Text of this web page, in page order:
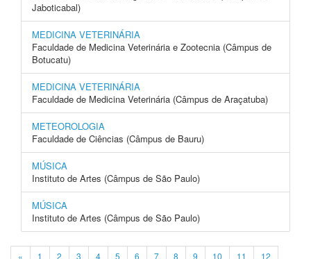
Jaboticabal)
MEDICINA VETERINÁRIA
Faculdade de Medicina Veterinária e Zootecnia (Câmpus de
Botucatu)
MEDICINA VETERINÁRIA
Faculdade de Medicina Veterinária (Câmpus de Araçatuba)
METEOROLOGIA
Faculdade de Ciências (Câmpus de Bauru)
MÚSICA
Instituto de Artes (Câmpus de São Paulo)
MÚSICA
Instituto de Artes (Câmpus de São Paulo)
« 1 2 3 4 5 6 7 8 9 10 11 12